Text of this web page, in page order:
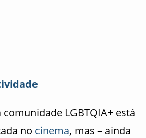
comunidade LGBTQIA+ está
no cinema, mas – ainda